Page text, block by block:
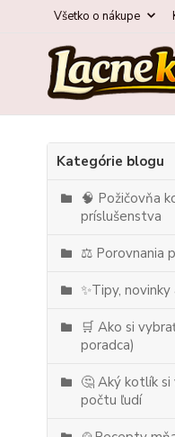
Všetko o nákupe
Kategórie blogu
🧠 Požičovňa
príslušenstva
⚖️ Porovnania
✨Tipy, novinky
🛒 Ako si
poradca)
🤔 Aký kotlík
počtu ľudí